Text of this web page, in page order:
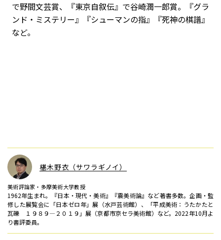
で野間文芸賞、『東京自叙伝』で谷崎潤一郎賞。『グラ
ンド・ミステリー』『シューマンの指』『死神の棋譜』
など。
椹木野衣（サワラギノイ）
美術評論家・多摩美術大学教授
1962年生まれ。『日本・現代・美術』『震美術論』など著書多数。企画・監
修した展覧会に「日本ゼロ年」展（水戸芸術館）、「平成美術：うたかたと
瓦礫 １９８９―２０１９」展（京都市京セラ美術館）など。2022年10月よ
り書評委員。